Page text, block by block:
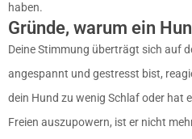
haben.
Gründe, warum ein
Deine Stimmung überträgt sich auf
angespannt und gestresst bist,
dein Hund zu wenig Schlaf oder hat
Freien auszupowern, ist er nicht